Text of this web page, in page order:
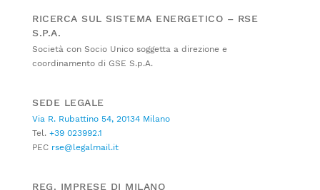
RICERCA SUL SISTEMA ENERGETICO – RSE
S.P.A.
Società con Socio Unico soggetta a direzione e
coordinamento di GSE S.p.A.
SEDE LEGALE
Via R. Rubattino 54, 20134 Milano
Tel. +39 023992.1
PEC rse@legalmail.it
REG. IMPRESE DI MILANO